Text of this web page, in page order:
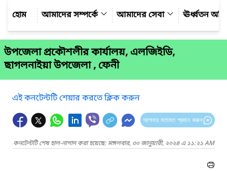
আমাদের সম্পর্কে
আমাদের সেবা ঊর্ধ্বতন
উপজেলা প্রকৌশলীর কার্যালয়, এলজিইডি,
ছাগলনাইয়া উপজেলা , ফেনী
এই কনটেন্টটি শেয়ার করতে ক্লিক করুন
আপনার মতামত প্রদান করুন
কনটেন্টটি শেষ হাল-নাগাদ করা হয়েছে: মঙ্গলবার, ৩০ জানুয়ারী, ২০২৪ এ ১১:২১ AM